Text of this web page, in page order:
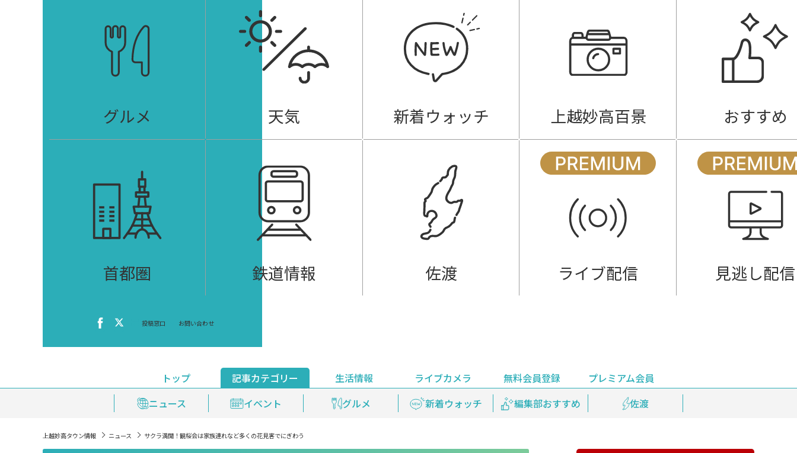
グルメ 天気 新着ウォッチ 上越妙高百景 おすすめ
首都圏 鉄道情報 佐渡 ライブ配信 見逃し配信
投稿窓口 お問い合わせ
トップ
記事カテゴリー
ニュース
イベント グルメ 新着ウォッチ 編集部おすすめ 佐渡
生活情報
おくやみ情報
安全安心情報 天気 上越妙高百景 鉄道情報
ライブカメラ 無料会員登録
プレミアム会員
ライブ配信
見逃し配信 プレミアム会員登録
上越妙高タウン情報 ニュース サクラ満開！観桜会は家族連れなど多くの花見客でにぎわう